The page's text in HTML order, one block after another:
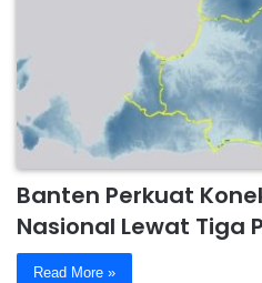
Banten Perkuat
Nasional Lewat Tiga
Read More »